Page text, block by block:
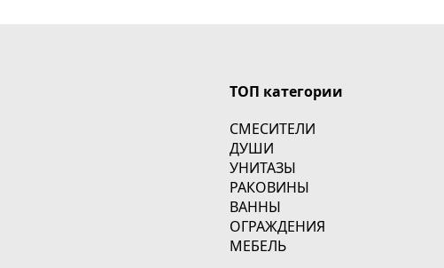
ТОП категории
СМЕСИТЕЛИ
ДУШИ
УНИТАЗЫ
РАКОВИНЫ
ВАННЫ
ОГРАЖДЕНИЯ
МЕБЕЛЬ